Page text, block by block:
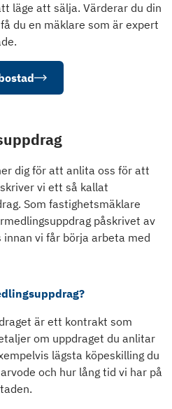
läge att sälja. Värderar du din
du en mäklare som är expert
dig för att anlita oss för att
vi ett så kallat
Som fastighetsmäklare
påskrivet av
innan vi får börja arbeta med
är ett kontrakt som
om uppdraget du anlitar
lägsta köpeskilling du
och hur lång tid vi har på